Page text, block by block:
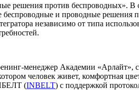
решения против беспроводных».
и проводные решения
независимо от типа
менеджер Академии «Арлайт»,
человек живет, комфортная
(INBELT) с поддержкой